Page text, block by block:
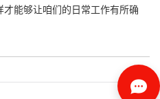
能够让咱们的日常工作有所确